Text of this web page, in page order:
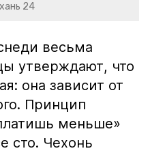
24
весьма
утверждают, что
она зависит от
Принцип
меньше»
сто. Чехонь